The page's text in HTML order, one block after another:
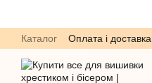
Каталог Оплата і доставка
Обмін та повернення